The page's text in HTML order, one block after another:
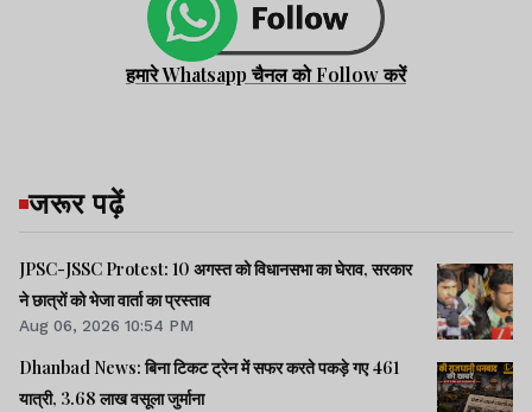
हमारे Whatsapp चैनल को Follow करें
जरूर पढ़ें
JPSC-JSSC Protest: 10 अगस्त को विधानसभा का घेराव, सरकार
ने छात्रों को भेजा वार्ता का प्रस्ताव
Aug 06, 2026 10:54 PM
Dhanbad News: बिना टिकट ट्रेन में सफर करते पकड़े गए 461
यात्री, 3.68 लाख वसूला जुर्माना